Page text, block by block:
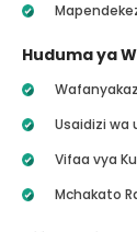
Huduma ya
Usaidizi wa
Vifaa vya
Mchakato